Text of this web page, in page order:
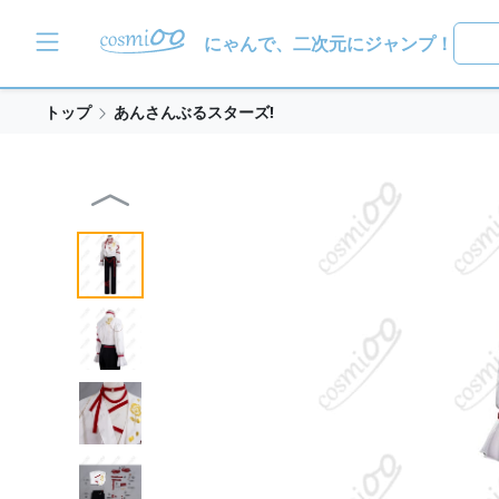
にゃんで、二次元にジャンプ！
トップ あんさんぶるスターズ!